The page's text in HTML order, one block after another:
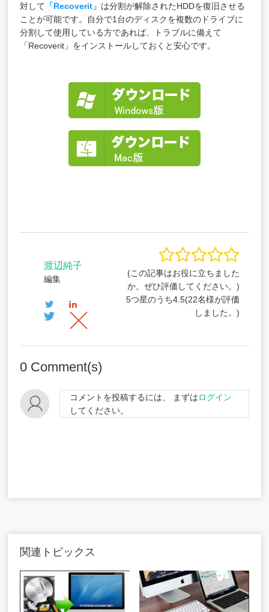
対して 「Recoverit」 は分割が解除されたHDDを復旧させる
ことが可能です。自分で1台のディスクを複数のドライブに
分割して使用している方であれば、トラブルに備えて
「Recoverit」をインストールしておくと安心です。
渡辺純子
編集
(この記事はお役に立ちました
か。ぜひ評価してください。)
5つ星のうち4.5(22名様が評価
しました。)
0 Comment(s)
コメントを投稿するには、 まずはログイン
してください。
関連トピックス